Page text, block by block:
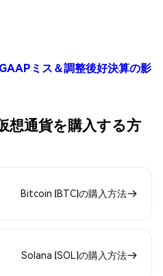
ミス＆調整後好決算の影
想通貨を購入する方
Bitcoin (BTC)の購入方法
Solana (SOL)の購入方法